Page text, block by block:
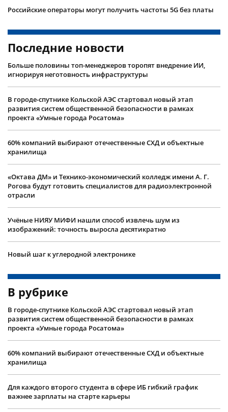
Российские операторы могут получить частоты 5G без платы
Последние новости
Больше половины топ-менеджеров торопят внедрение ИИ,
игнорируя неготовность инфраструктуры
В городе-спутнике Кольской АЭС стартовал новый этап
развития систем общественной безопасности в рамках
проекта «Умные города Росатома»
60% компаний выбирают отечественные СХД и объектные
хранилища
«Октава ДМ» и Технико-экономический колледж имени А. Г.
Рогова будут готовить специалистов для радиоэлектронной
отрасли
Учëные НИЯУ МИФИ нашли способ извлечь шум из
изображений: точность выросла десятикратно
Новый шаг к углеродной электронике
В рубрике
В городе-спутнике Кольской АЭС стартовал новый этап
развития систем общественной безопасности в рамках
проекта «Умные города Росатома»
60% компаний выбирают отечественные СХД и объектные
хранилища
Для каждого второго студента в сфере ИБ гибкий график
важнее зарплаты на старте карьеры